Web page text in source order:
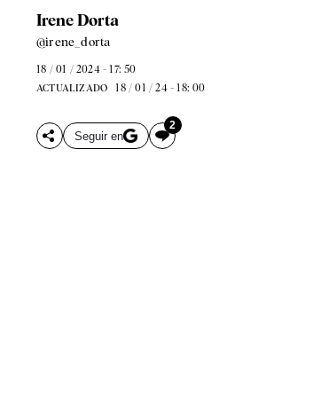
Irene Dorta
@irene_dorta
18 / 01 / 2024 - 17: 50
ACTUALIZADO 18 / 01 / 24 - 18: 00
Seguir en
2